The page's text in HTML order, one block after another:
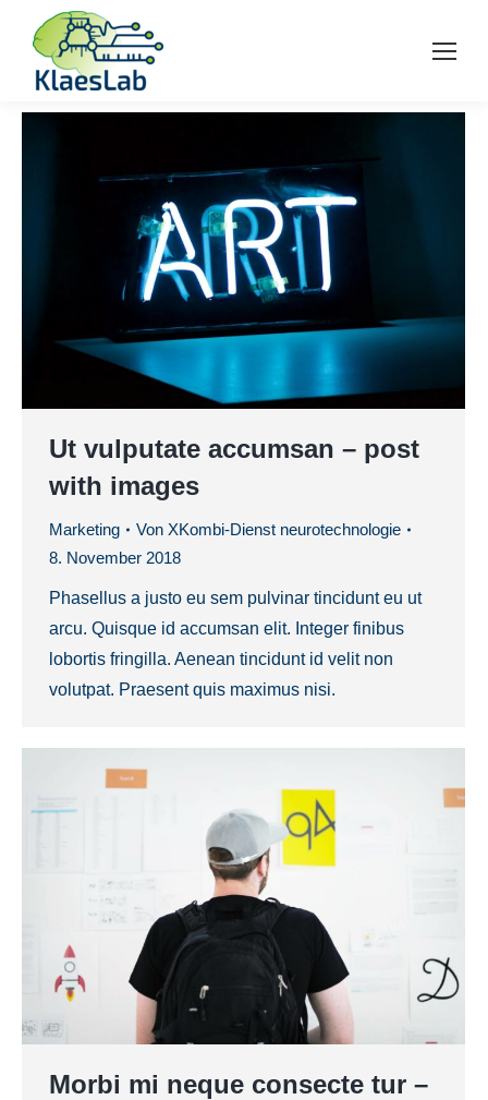
Ut vulputate accumsan – post
with images
Marketing Von XKombi-Dienst neurotechnologie
8. November 2018
Phasellus a justo eu sem pulvinar tincidunt eu ut
arcu. Quisque id accumsan elit. Integer finibus
lobortis fringilla. Aenean tincidunt id velit non
volutpat. Praesent quis maximus nisi.
Morbi mi neque consecte tur –